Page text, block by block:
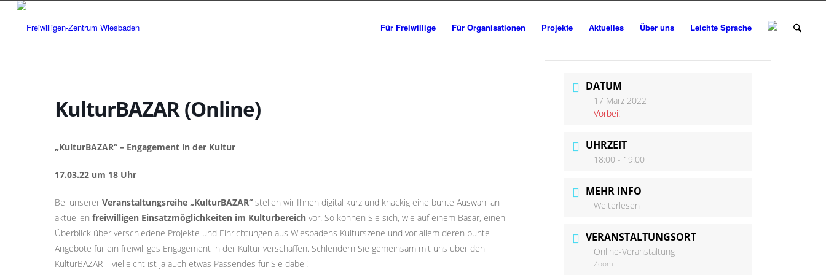
Für Freiwillige Für Organisationen Projekte Aktuelles Über uns Leichte Sprache
KulturBAZAR (Online)
„KulturBAZAR“ – Engagement in der Kultur
17.03.22 um 18 Uhr
Bei unserer Veranstaltungsreihe „KulturBAZAR“ stellen wir Ihnen digital kurz und knackig eine bunte Auswahl an
aktuellen freiwilligen Einsatzmöglichkeiten im Kulturbereich vor. So können Sie sich, wie auf einem Basar, einen
Überblick über verschiedene Projekte und Einrichtungen aus Wiesbadens Kulturszene und vor allem deren bunte
Angebote für ein freiwilliges Engagement in der Kultur verschaffen. Schlendern Sie gemeinsam mit uns über den
KulturBAZAR – vielleicht ist ja auch etwas Passendes für Sie dabei!
DATUM
17 März 2022
Vorbei!
UHRZEIT
18:00 - 19:00
MEHR INFO
Weiterlesen
VERANSTALTUNGSORT
Online-Veranstaltung
Zoom